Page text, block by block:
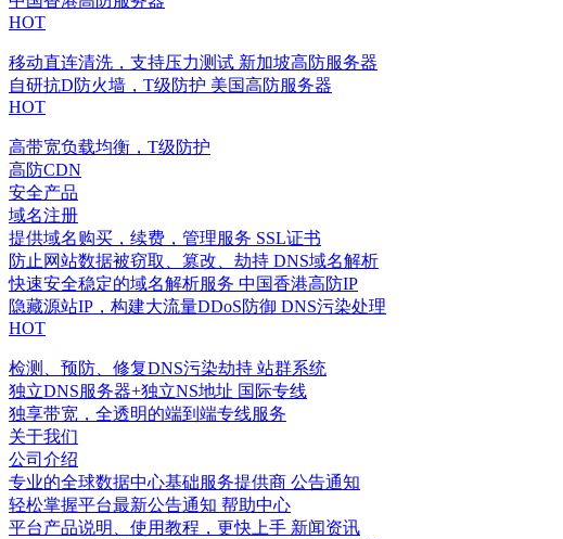
HOT
移动直连清洗，支持压力测试 新加坡高防服务器
自研抗D防火墙，T级防护 美国高防服务器
HOT
高带宽负载均衡，T级防护
高防CDN
安全产品
域名注册
提供域名购买，续费，管理服务 SSL证书
防止网站数据被窃取、篡改、劫持 DNS域名解析
快速安全稳定的域名解析服务 中国香港高防IP
隐藏源站IP，构建大流量DDoS防御 DNS污染处理
HOT
检测、预防、修复DNS污染劫持 站群系统
独立DNS服务器+独立NS地址 国际专线
独享带宽，全透明的端到端专线服务
关于我们
公司介绍
专业的全球数据中心基础服务提供商 公告通知
轻松掌握平台最新公告通知 帮助中心
平台产品说明、使用教程，更快上手 新闻资讯